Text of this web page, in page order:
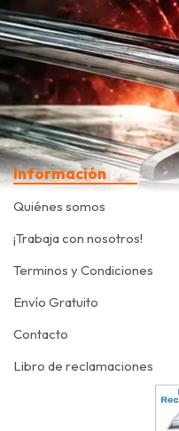
Información
Quiénes somos
¡Trabaja con nosotros!
Terminos y Condiciones
Envío Gratuito
Contacto
Libro de reclamaciones